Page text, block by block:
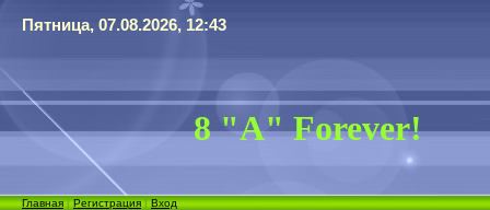
Пятница, 07.08.2026, 12:43
8 "А" Forever!
Главная|Регистрация|Вход